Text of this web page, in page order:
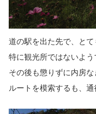
道の駅を出た先で、とて
特に観光所ではないよう
その後も懲りずに内房
ルートを模索するも、通